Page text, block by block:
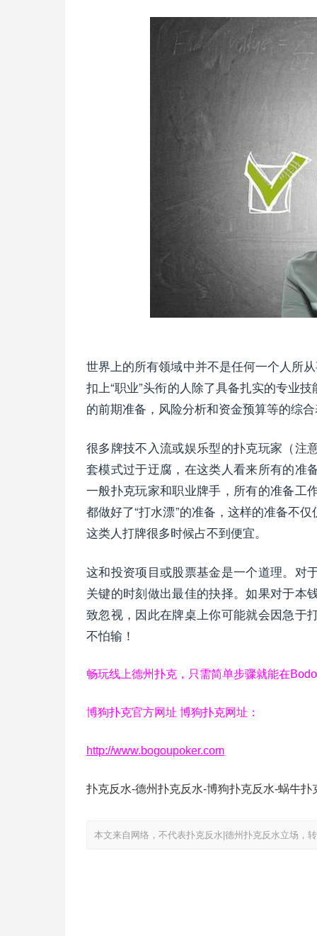
世界上的所有领域中并不是任何一个人所
扣上“职业”头衔的人除了具备扎实的专业
的前期准备，风险分析和资金预算等的综
很多牌技不入流或娱乐型的扑克玩家（注
套模式过于迂腐，在这类人看来所有的准
一般扑克玩家和职业牌手，所有的准备工
都做好了“打水漂”的准备，这样的准备不
这类人打牌很多时候占不到便宜。
这和投资项目或股票基金是一个道理。对
关键的时刻做出最佳的抉择。如果对于本
致忽视，因此在牌桌上你可能就会因急于
不怕输！
畅玩线上德州扑克，只需简单步骤就能在
博狗扑克官方网址 博狗扑克网址：
http://www.bogoupoker.com
扑克反水-德州扑克反水-博狗扑克反水-蜗牛
本文来自网络，不代表扑克反水|德州扑克反水立场，